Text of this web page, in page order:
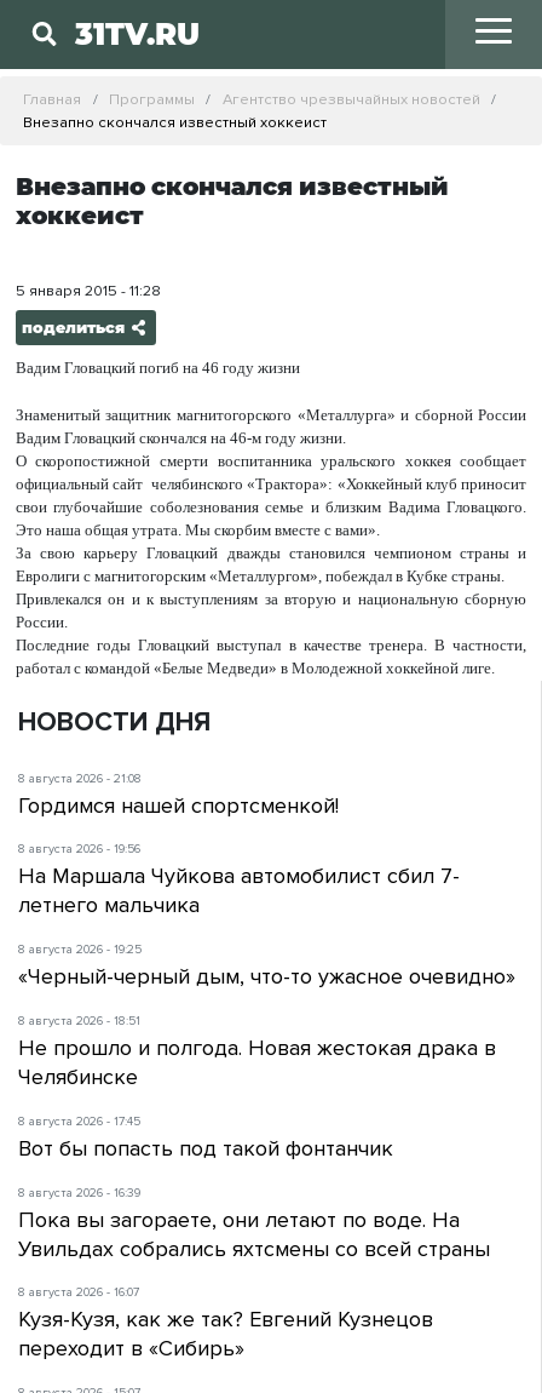
31TV.RU
Главная Программы
Агентство чрезвычайных новостей
Внезапно скончался известный хоккеист
Внезапно скончался известный
хоккеист
5 января 2015 - 11:28
поделиться
Вадим Гловацкий погиб на 46 году жизни
Знаменитый защитник магнитогорского «Металлурга» и сборной России
Вадим Гловацкий скончался на 46-м году жизни.
О скоропостижной смерти воспитанника уральского хоккея сообщает
официальный сайт челябинского «Трактора»: «Хоккейный клуб приносит
свои глубочайшие соболезнования семье и близким Вадима Гловацкого.
Это наша общая утрата. Мы скорбим вместе с вами».
За свою карьеру Гловацкий дважды становился чемпионом страны и
Евролиги с магнитогорским «Металлургом», побеждал в Кубке страны.
Привлекался он и к выступлениям за вторую и национальную сборную
России.
Последние годы Гловацкий выступал в качестве тренера. В частности,
работал с командой «Белые Медведи» в Молодежной хоккейной лиге.
НОВОСТИ ДНЯ
8 августа 2026 - 21:08
Гордимся нашей спортсменкой!
8 августа 2026 - 19:56
На Маршала Чуйкова автомобилист сбил 7-
летнего мальчика
8 августа 2026 - 19:25
«Черный-черный дым, что-то ужасное очевидно»
8 августа 2026 - 18:51
Не прошло и полгода. Новая жестокая драка в
Челябинске
8 августа 2026 - 17:45
Вот бы попасть под такой фонтанчик
8 августа 2026 - 16:39
Пока вы загораете, они летают по воде. На
Увильдах собрались яхтсмены со всей страны
8 августа 2026 - 16:07
Кузя-Кузя, как же так? Евгений Кузнецов
переходит в «Сибирь»